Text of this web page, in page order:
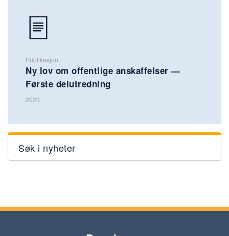
Publikasjon
Ny lov om offentlige anskaffelser —
Første delutredning
2023
Søk i nyheter